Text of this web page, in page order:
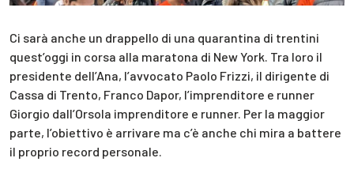
Ci sarà anche un drappello di una quarantina di trentini
quest’oggi in corsa alla maratona di New York. Tra loro il
presidente dell’Ana, l’avvocato Paolo Frizzi, il dirigente di
Cassa di Trento, Franco Dapor, l’imprenditore e runner
Giorgio dall’Orsola imprenditore e runner. Per la maggior
parte, l’obiettivo è arrivare ma c’è anche chi mira a battere
il proprio record personale.